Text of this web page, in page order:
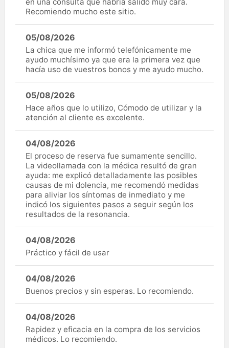
Recomiendo mucho este sitio.
05/08/2026
La chica que me informó telefónicamente me
ayudo muchísimo ya que era la primera vez que
hacía uso de vuestros bonos y me ayudo mucho.
05/08/2026
Hace años que lo utilizo, Cómodo de utilizar y la
atención al cliente es excelente.
04/08/2026
El proceso de reserva fue sumamente sencillo.
La videollamada con la médica resultó de gran
ayuda: me explicó detalladamente las posibles
causas de mi dolencia, me recomendó medidas
para aliviar los síntomas de inmediato y me
indicó los siguientes pasos a seguir según los
resultados de la resonancia.
04/08/2026
Práctico y fácil de usar
04/08/2026
Buenos precios y sin esperas. Lo recomiendo.
04/08/2026
Rapidez y eficacia en la compra de los servicios
médicos. Lo recomiendo.